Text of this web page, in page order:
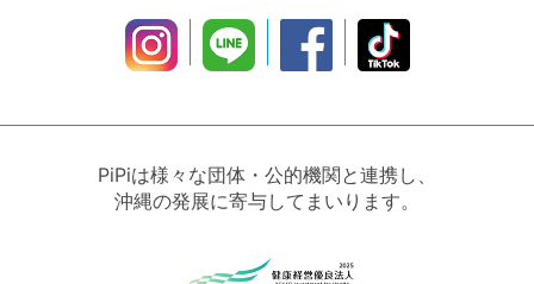
PiPiは様々な団体・公的機関と連携し、
沖縄の発展に寄与してまいります。